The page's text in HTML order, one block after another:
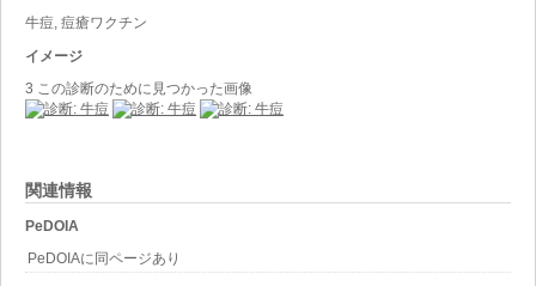
関連情報
PeDOIA
PeDOIAに同ページあり
牛痘, 痘瘡ワクチン
イメージ
3 この診断のために見つかった画像